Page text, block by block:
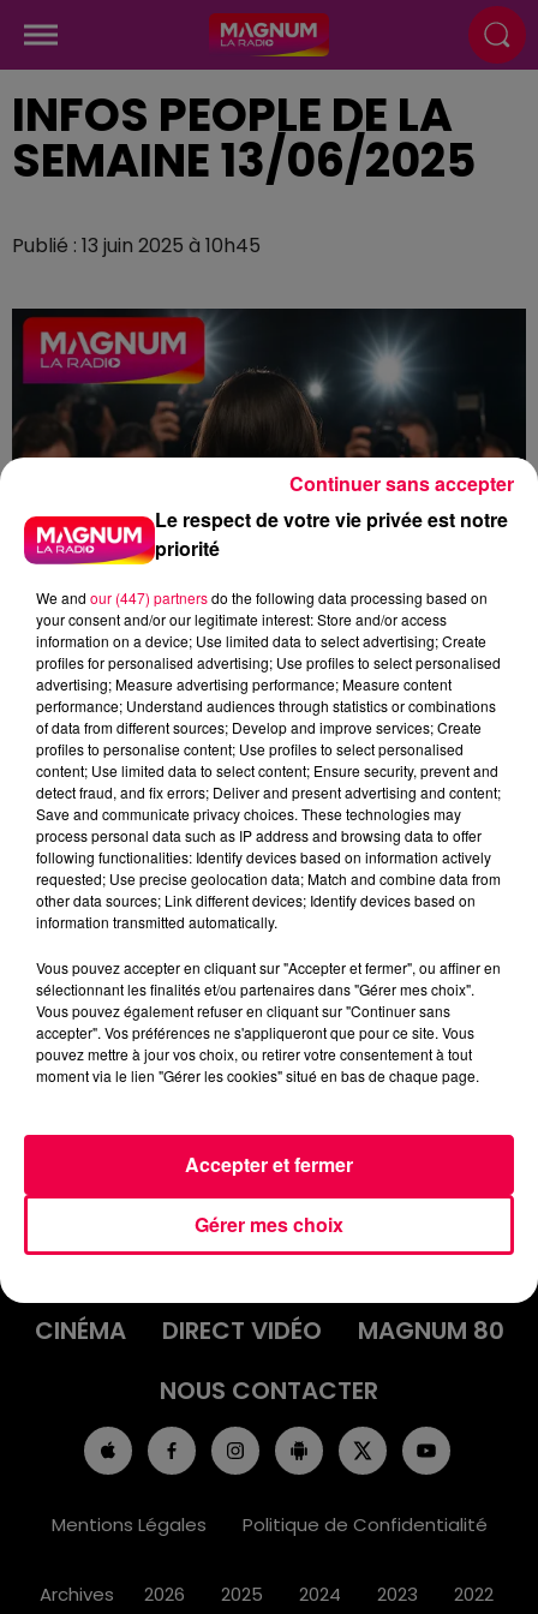
INFOS PEOPLE DE LA
SEMAINE 13/06/2025
Publié : 13 juin 2025 à 10h45
podcasts/2025/06/Infos-People-1.mp3
INFOS PEOPLE DE LA SEMAINE
13/06/2025
EMISSIONS
CINÉMA
DIRECT VIDÉO
MAGNUM 80
NOUS CONTACTER
Mentions Légales Politique de Confidentialité
Archives 2026 2025 2024 2023 2022
Le respect de votre vie privée est notre
priorité
We and our (447) partnersdo the following data processing based on
your consent and/or our legitimate interest: Store and/or access
information on a device; Use limited data to select advertising; Create
profiles for personalised advertising; Use profiles to select personalised
advertising; Measure advertising performance; Measure content
performance; Understand audiences through statistics or combinations
of data from different sources; Develop and improve services; Create
profiles to personalise content; Use profiles to select personalised
content; Use limited data to select content; Ensure security, prevent and
detect fraud, and fix errors; Deliver and present advertising and content;
Save and communicate privacy choices. These technologies may
process personal data such as IP address and browsing data to offer
following functionalities: Identify devices based on information actively
requested; Use precise geolocation data; Match and combine data from
other data sources; Link different devices; Identify devices based on
information transmitted automatically.
Vous pouvez accepter en cliquant sur "Accepter et fermer", ou affiner en
sélectionnant les finalités et/ou partenaires dans "Gérer mes choix".
Vous pouvez également refuser en cliquant sur "Continuer sans
accepter". Vos préférences ne s'appliqueront que pour ce site. Vous
pouvez mettre à jour vos choix, ou retirer votre consentement à tout
moment via le lien "Gérer les cookies" situé en bas de chaque page.
Gérer mes choix
Accepter et fermer
Continuer sans accepter